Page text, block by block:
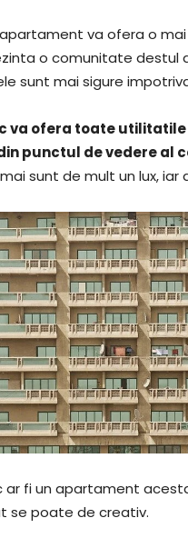
va ofera o
o comunitate destul
sunt mai sigure
va ofera toate
punctul de vedere al
sunt de mult un lux,
ar fi un apartament
se poate de creativ.